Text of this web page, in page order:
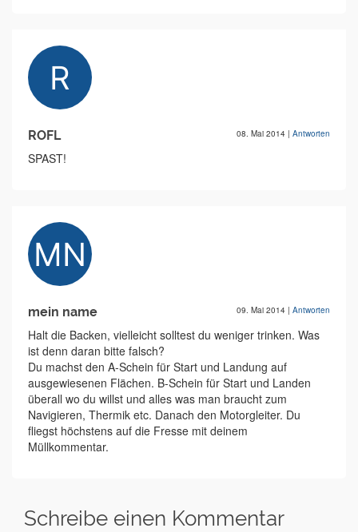
ROFL 08. Mai 2014 | Antworten
SPAST!
mein name 09. Mai 2014 | Antworten
Halt die Backen, vielleicht solltest du weniger trinken. Was
ist denn daran bitte falsch?
Du machst den A-Schein für Start und Landung auf
ausgewiesenen Flächen. B-Schein für Start und Landen
überall wo du willst und alles was man braucht zum
Navigieren, Thermik etc. Danach den Motorgleiter. Du
fliegst höchstens auf die Fresse mit deinem
Müllkommentar.
Schreibe einen Kommentar